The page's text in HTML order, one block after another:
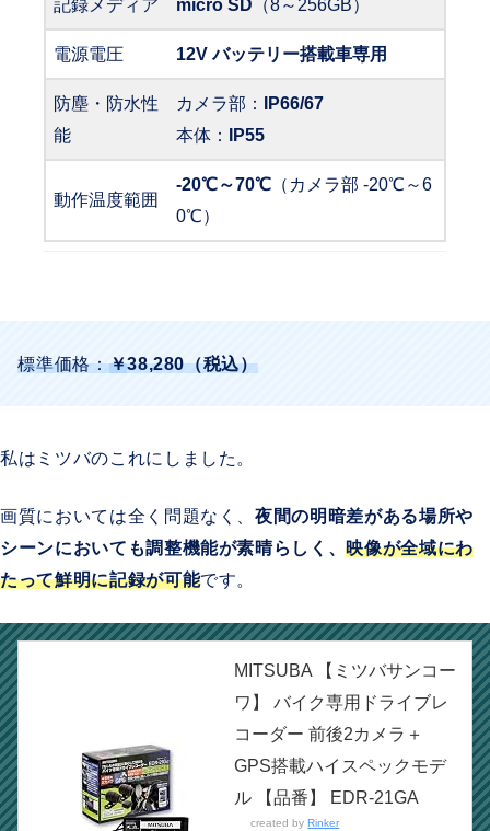
電源電圧 12V バッテリー搭載車専用
防塵・防水性
能
カメラ部： IP66/67
本体： IP55
動作温度範囲
-20℃～70℃ （カメラ部 -20℃～6
0℃）
標準価格：￥38,280（税込）
私はミツバのこれにしました。
画質においては全く問題なく、夜間の明暗差がある場所や
シーンにおいても調整機能が素晴らしく、映像が全域にわ
たって鮮明に記録が可能です。
MITSUBA 【ミツバサンコー
ワ】 バイク専用ドライブレ
コーダー 前後2カメラ＋
GPS搭載ハイスペックモデ
ル 【品番】 EDR-21GA
created byRinker